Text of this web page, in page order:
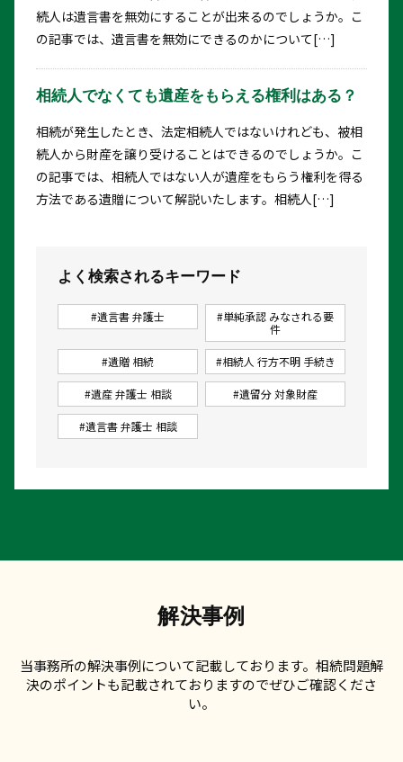
続人は遺言書を無効にすることが出来るのでしょうか。こ
の記事では、遺言書を無効にできるのかについて[…]
相続人でなくても遺産をもらえる権利はある？
相続が発生したとき、法定相続人ではないけれども、被相
続人から財産を譲り受けることはできるのでしょうか。こ
の記事では、相続人ではない人が遺産をもらう権利を得る
方法である遺贈について解説いたします。相続人[…]
よく検索されるキーワード
#遺言書 弁護士
#単純承認 みなされる要
件
#遺贈 相続 #相続人 行方不明 手続き
#遺産 弁護士 相談 #遺留分 対象財産
#遺言書 弁護士 相談
解決事例
当事務所の解決事例について記載しております。相続問題解
決のポイントも記載されておりますのでぜひご確認くださ
い。